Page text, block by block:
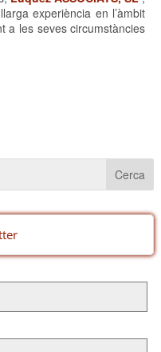
experiència en l’àmbit
a les seves circumstàncies